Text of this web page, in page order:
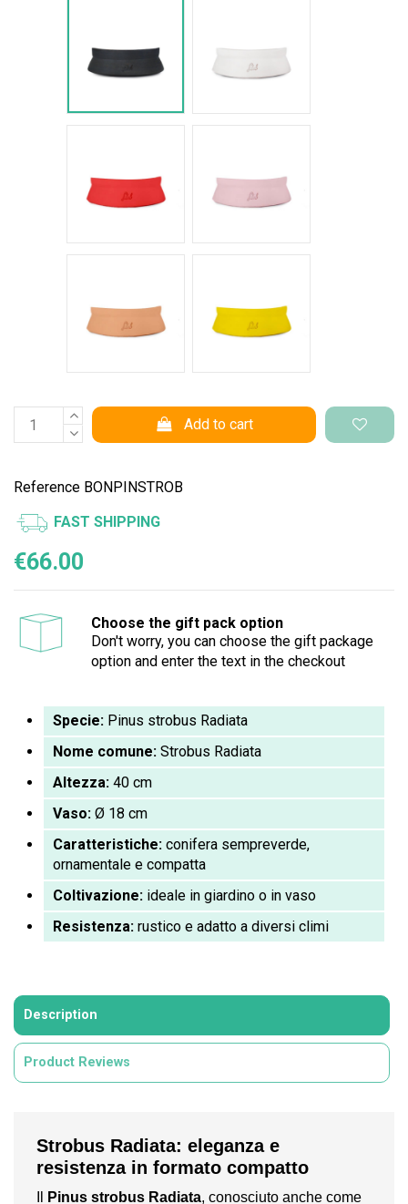
Add to cart
Reference BONPINSTROB
FAST SHIPPING
€66.00
Choose the gift pack option
Don't worry, you can choose the gift package
option and enter the text in the checkout
Specie: Pinus strobus Radiata
Nome comune: Strobus Radiata
Altezza: 40 cm
Vaso: Ø 18 cm
Caratteristiche: conifera sempreverde,
ornamentale e compatta
Coltivazione: ideale in giardino o in vaso
Resistenza: rustico e adatto a diversi climi
Description
Product Reviews
Strobus Radiata: eleganza e
resistenza in formato compatto
Pinus strobus Radiata, conosciuto anche come